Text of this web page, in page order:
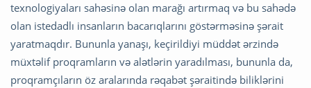
texnologiyaları sahəsinə olan marağı artırmaq və bu sahədə
olan istedadlı insanların bacarıqlarını göstərməsinə şərait
yaratmaqdır. Bununla yanaşı, keçirildiyi müddət ərzində
müxtəlif proqramların və alətlərin yaradılması, bununla da,
proqramçıların öz aralarında rəqabət şəraitində biliklərini